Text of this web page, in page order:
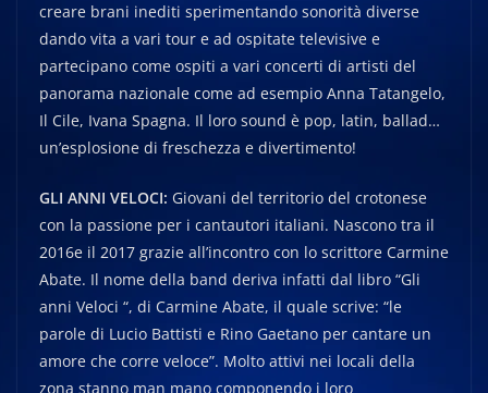
creare brani inediti sperimentando sonorità diverse
dando vita a vari tour e ad ospitate televisive e
partecipano come ospiti a vari concerti di artisti del
panorama nazionale come ad esempio Anna Tatangelo,
Il Cile, Ivana Spagna. Il loro sound è pop, latin, ballad…
un’esplosione di freschezza e divertimento!
GLI ANNI VELOCI: Giovani del territorio del crotonese
con la passione per i cantautori italiani. Nascono tra il
2016e il 2017 grazie all’incontro con lo scrittore Carmine
Abate. Il nome della band deriva infatti dal libro “Gli
anni Veloci “, di Carmine Abate, il quale scrive: “le
parole di Lucio Battisti e Rino Gaetano per cantare un
amore che corre veloce”. Molto attivi nei locali della
zona stanno man mano componendo i loro